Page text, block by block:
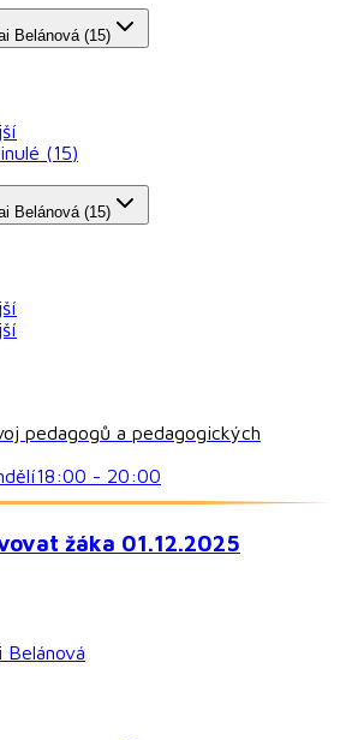
Belánová (15)
(15)
Belánová (15)
pedagogů a pedagogických
18:00 - 20:00
žáka 01.12.2025
Belánová